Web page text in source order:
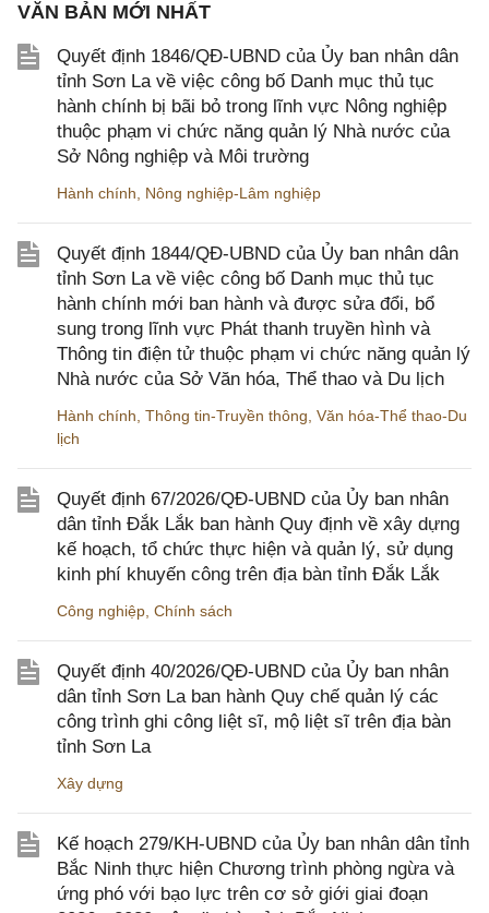
VĂN BẢN MỚI NHẤT
Quyết định 1846/QĐ-UBND của Ủy ban nhân dân
tỉnh Sơn La về việc công bố Danh mục thủ tục
hành chính bị bãi bỏ trong lĩnh vực Nông nghiệp
thuộc phạm vi chức năng quản lý Nhà nước của
Sở Nông nghiệp và Môi trường
Hành chính Nông nghiệp-Lâm nghiệp
Quyết định 1844/QĐ-UBND của Ủy ban nhân dân
tỉnh Sơn La về việc công bố Danh mục thủ tục
hành chính mới ban hành và được sửa đổi, bổ
sung trong lĩnh vực Phát thanh truyền hình và
Thông tin điện tử thuộc phạm vi chức năng quản lý
Nhà nước của Sở Văn hóa, Thể thao và Du lịch
Hành chính Thông tin-Truyền thông Văn hóa-Thể thao-Du
lịch
Quyết định 67/2026/QĐ-UBND của Ủy ban nhân
dân tỉnh Đắk Lắk ban hành Quy định về xây dựng
kế hoạch, tổ chức thực hiện và quản lý, sử dụng
kinh phí khuyến công trên địa bàn tỉnh Đắk Lắk
Công nghiệp Chính sách
Quyết định 40/2026/QĐ-UBND của Ủy ban nhân
dân tỉnh Sơn La ban hành Quy chế quản lý các
công trình ghi công liệt sĩ, mộ liệt sĩ trên địa bàn
tỉnh Sơn La
Xây dựng
Kế hoạch 279/KH-UBND của Ủy ban nhân dân tỉnh
Bắc Ninh thực hiện Chương trình phòng ngừa và
ứng phó với bạo lực trên cơ sở giới giai đoạn